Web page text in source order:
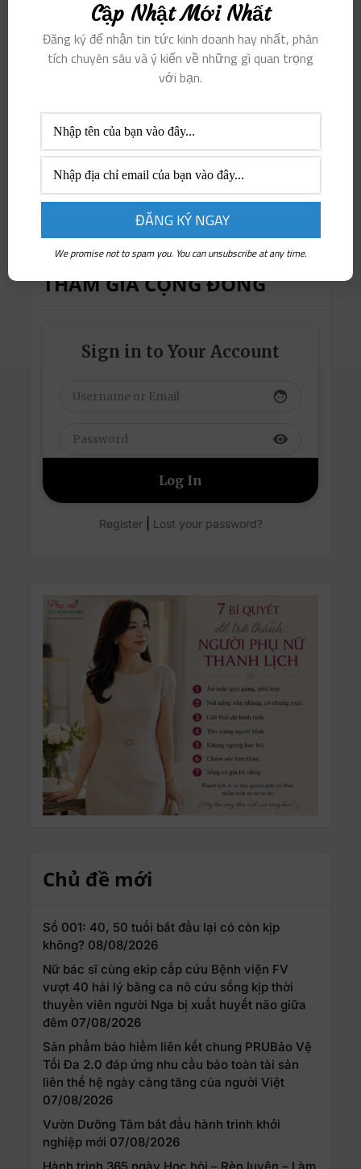
THAM GIA CỘNG ĐỒNG
Sign in to Your Account
face
visibility
Register| Lost your password?
Chủ đề mới
Số 001: 40, 50 tuổi bắt đầu lại có còn kịp
không? 08/08/2026
Nữ bác sĩ cùng ekip cấp cứu Bệnh viện FV
vượt 40 hải lý bằng ca nô cứu sống kịp thời
thuyền viên người Nga bị xuất huyết não giữa
đêm 07/08/2026
Sản phẩm bảo hiểm liên kết chung PRUBảo Vệ
Tối Đa 2.0 đáp ứng nhu cầu bảo toàn tài sản
liên thế hệ ngày càng tăng của người Việt
07/08/2026
Vườn Dưỡng Tâm bắt đầu hành trình khởi
nghiệp mới 07/08/2026
Cập Nhật Mới Nhất
Đăng ký để nhận tin tức kinh doanh hay nhất, phân
tích chuyên sâu và ý kiến ​​về những gì quan trọng
với bạn.
We promise not to spam you. You can unsubscribe at any time.